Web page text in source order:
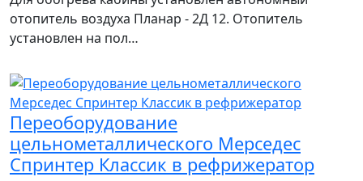
отопитель воздуха Планар - 2Д 12. Отопитель
установлен на пол…
Переоборудование
цельнометаллического Мерседес
Спринтер Классик в рефрижератор